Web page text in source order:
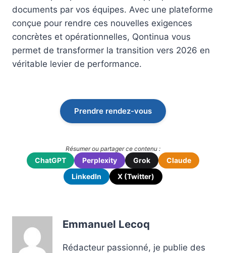
documents par vos équipes. Avec une plateforme
conçue pour rendre ces nouvelles exigences
concrètes et opérationnelles, Qontinua vous
permet de transformer la transition vers 2026 en
véritable levier de performance.
Prendre rendez-vous
Résumer ou partager ce contenu :
ChatGPT Perplexity Grok
Claude
LinkedIn
X (Twitter)
Emmanuel Lecoq
Rédacteur passionné, je publie des